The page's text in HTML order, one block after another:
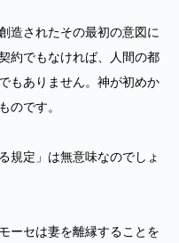
造されたその最初の意図に
約でもなければ、人間の都
もありません。神が初めか
のです。
規定」は無意味なのでしょ
ーセは妻を離縁することを